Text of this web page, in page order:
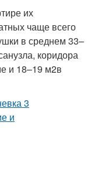
их
чаще всего
в среднем 33–
коридора
и 18–19 м2в